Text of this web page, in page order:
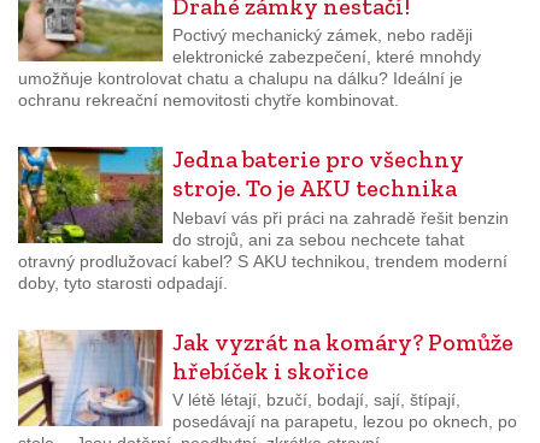
Drahé zámky nestačí!
Poctivý mechanický zámek, nebo raději
elektronické zabezpečení, které mnohdy
umožňuje kontrolovat chatu a chalupu na dálku? Ideální je
ochranu rekreační nemovitosti chytře kombinovat.
Jedna baterie pro všechny
stroje. To je AKU technika
Nebaví vás při práci na zahradě řešit benzin
do strojů, ani za sebou nechcete tahat
otravný prodlužovací kabel? S AKU technikou, trendem moderní
doby, tyto starosti odpadají.
Jak vyzrát na komáry? Pomůže
hřebíček i skořice
V létě létají, bzučí, bodají, sají, štípají,
posedávají na parapetu, lezou po oknech, po